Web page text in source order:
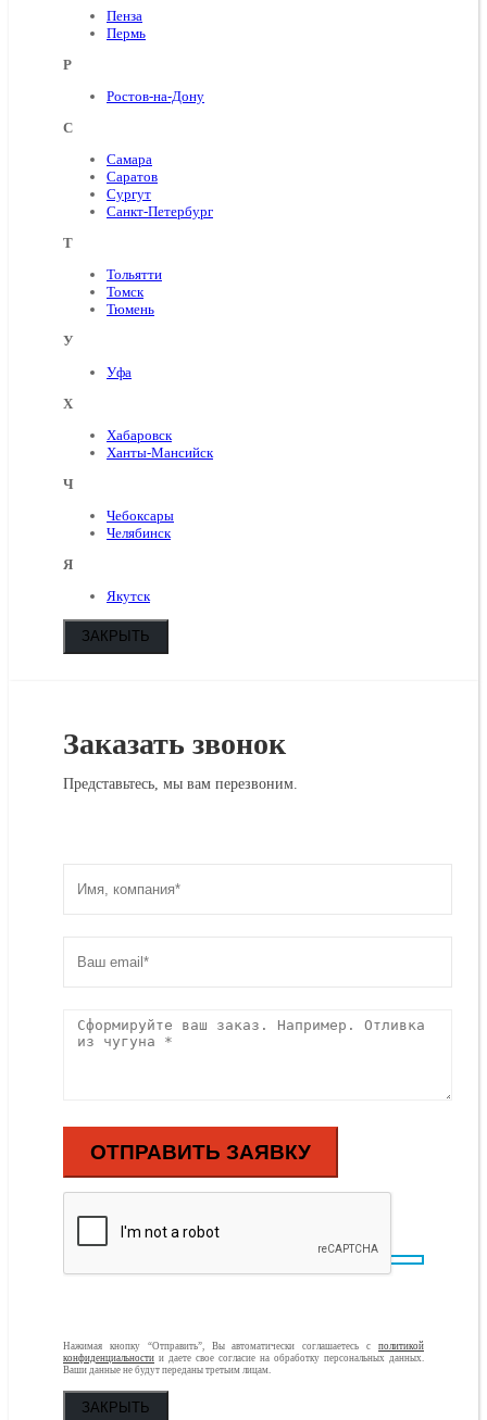
Пенза
Пермь
Р
Ростов-на-Дону
С
Самара
Саратов
Сургут
Санкт-Петербург
Т
Тольятти
Томск
Тюмень
У
Уфа
Х
Хабаровск
Ханты-Мансийск
Ч
Чебоксары
Челябинск
Я
Якутск
ЗАКРЫТЬ
Заказать звонок
Представьтесь, мы вам перезвоним.
Нажимая кнопку “Отправить”, Вы автоматически соглашаетесь с политикой
конфиденциальности и даете свое согласие на обработку персональных данных.
Ваши данные не будут переданы третьим лицам.
ЗАКРЫТЬ